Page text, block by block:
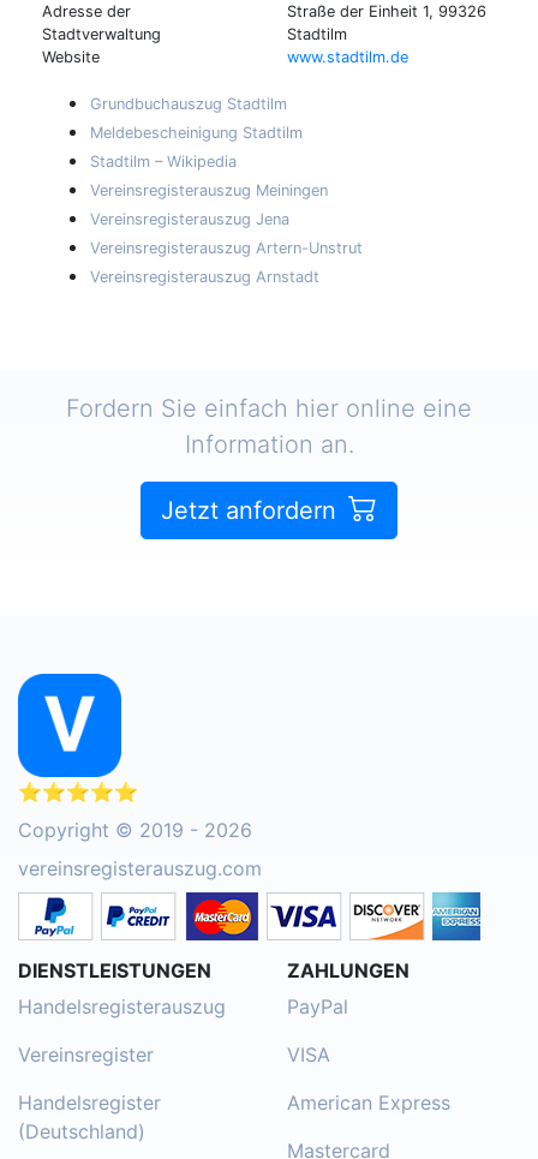
Adresse der
Stadtverwaltung
Straße der Einheit 1, 99326
Stadtilm
Website
www.stadtilm.de
Grundbuchauszug Stadtilm
Meldebescheinigung Stadtilm
Stadtilm – Wikipedia
Vereinsregisterauszug Meiningen
Vereinsregisterauszug Jena
Vereinsregisterauszug Artern-Unstrut
Vereinsregisterauszug Arnstadt
Fordern Sie einfach hier online eine
Information an.
Jetzt anfordern
⭐⭐⭐⭐⭐
Copyright © 2019 - 2026
vereinsregisterauszug.com
DIENSTLEISTUNGEN
Handelsregisterauszug
Vereinsregister
Handelsregister
(Deutschland)
ZAHLUNGEN
PayPal
VISA
American Express
Mastercard